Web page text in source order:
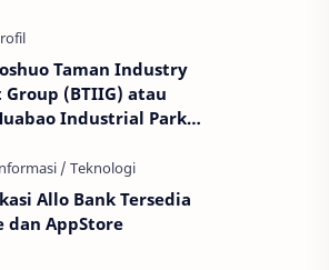
Taman Industry
(BTIIG) atau
Industrial Park
Allo Bank Tersedia
dan AppStore